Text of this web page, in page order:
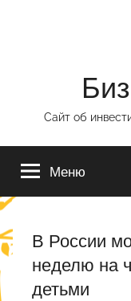
Сайт об
Меню
В России
неделю на
детьми